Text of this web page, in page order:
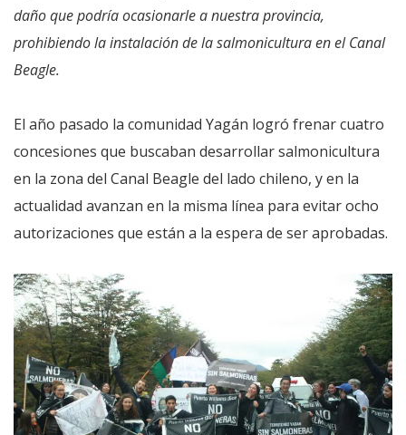
daño que podría ocasionarle a nuestra provincia,
prohibiendo la instalación de la salmonicultura en el Canal
Beagle.
El año pasado la comunidad Yagán logró frenar cuatro
concesiones que buscaban desarrollar salmonicultura
en la zona del Canal Beagle del lado chileno, y en la
actualidad avanzan en la misma línea para evitar ocho
autorizaciones que están a la espera de ser aprobadas.